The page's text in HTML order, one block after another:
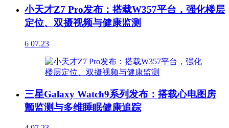
小天才Z7 Pro发布：搭载W357平台，强化楼层
定位、双摄视频与健康监测
6 07.23
三星Galaxy Watch9系列发布：搭载心电图房
颤监测与多维睡眠健康追踪